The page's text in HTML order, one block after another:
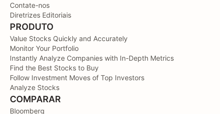
Contate-nos
Diretrizes Editoriais
PRODUTO
Value Stocks Quickly and Accurately
Monitor Your Portfolio
Instantly Analyze Companies with In-Depth Metrics
Find the Best Stocks to Buy
Follow Investment Moves of Top Investors
Analyze Stocks
COMPARAR
Bloomberg